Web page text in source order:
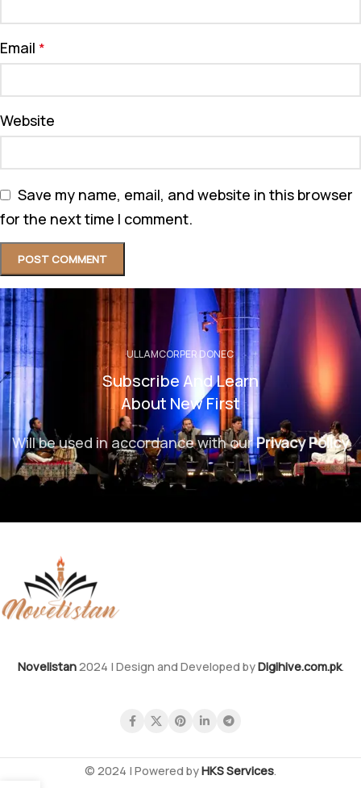
Email *
Website
Save my name, email, and website in this browser
for the next time I comment.
ULLAMCORPER DONEC
Subscribe And Learn
About New First
Will be used in accordance with ourPrivacy Policy
Novelistan2024 | Design and Developed byDigihive.com.pk.
© 2024 | Powered byHKS Services.